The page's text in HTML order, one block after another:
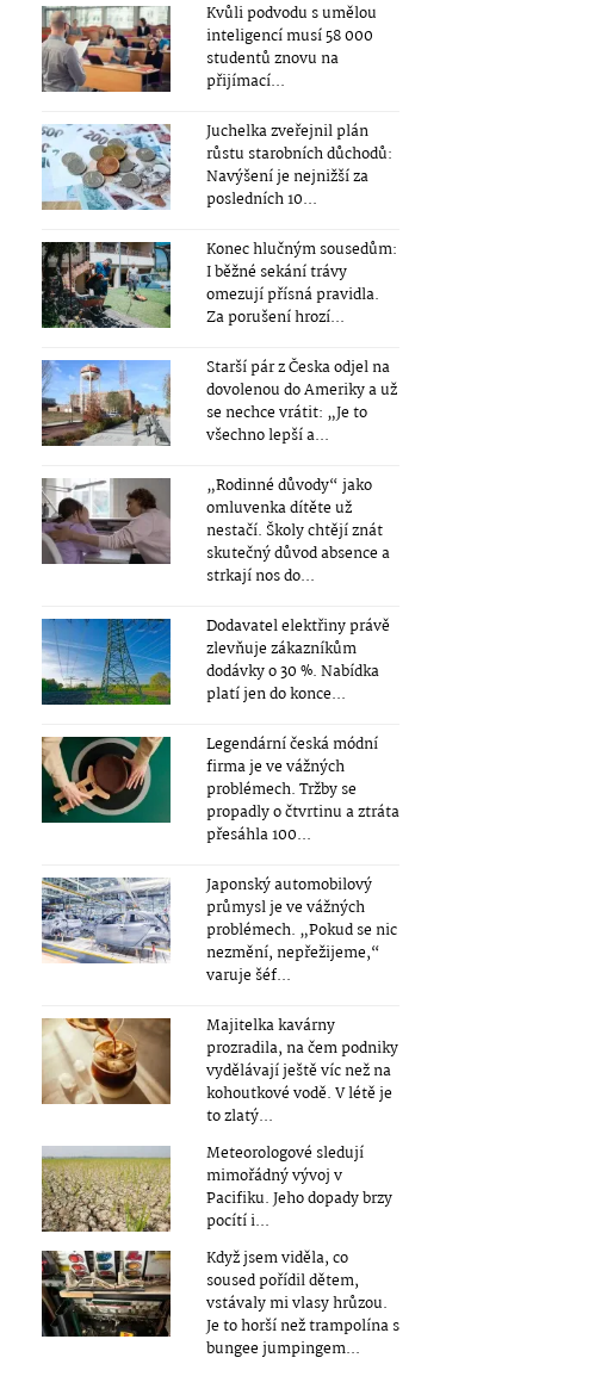
Kvůli podvodu s umělou
inteligencí musí 58 000
studentů znovu na
přijímací...
Juchelka zveřejnil plán
růstu starobních důchodů:
Navýšení je nejnižší za
posledních 10...
Konec hlučným sousedům:
I běžné sekání trávy
omezují přísná pravidla.
Za porušení hrozí...
Starší pár z Česka odjel na
dovolenou do Ameriky a už
se nechce vrátit: „Je to
všechno lepší a...
„Rodinné důvody“ jako
omluvenka dítěte už
nestačí. Školy chtějí znát
skutečný důvod absence a
strkají nos do...
Dodavatel elektřiny právě
zlevňuje zákazníkům
dodávky o 30 %. Nabídka
platí jen do konce...
Legendární česká módní
firma je ve vážných
problémech. Tržby se
propadly o čtvrtinu a ztráta
přesáhla 100...
Japonský automobilový
průmysl je ve vážných
problémech. „Pokud se nic
nezmění, nepřežijeme,“
varuje šéf...
Majitelka kavárny
prozradila, na čem podniky
vydělávají ještě víc než na
kohoutkové vodě. V létě je
to zlatý...
Meteorologové sledují
mimořádný vývoj v
Pacifiku. Jeho dopady brzy
pocítí i...
Když jsem viděla, co
soused pořídil dětem,
vstávaly mi vlasy hrůzou.
Je to horší než trampolína s
bungee jumpingem...